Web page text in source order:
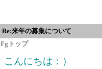
Re:来年の募集について
Fgトップ
こんにちは：）